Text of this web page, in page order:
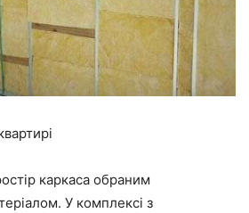
каркаса обраним
У комплексі з